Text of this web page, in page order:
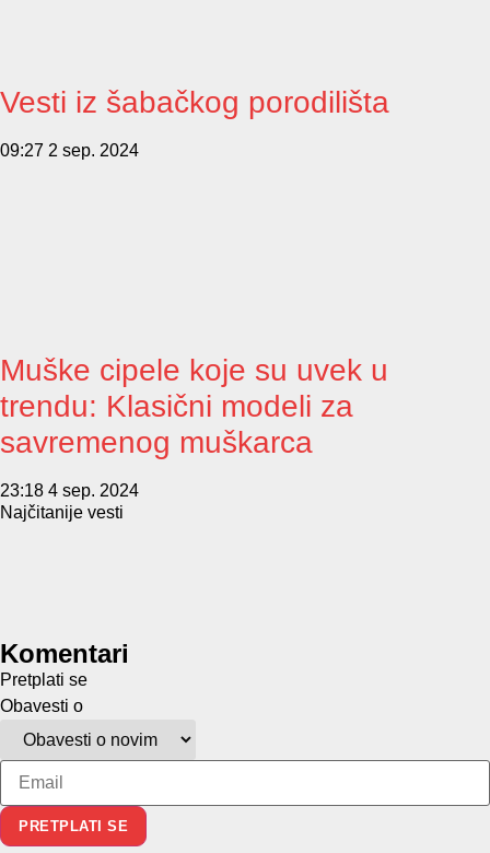
Vesti iz šabačkog porodilišta
09:27 2 sep. 2024
Muške cipele koje su uvek u
trendu: Klasični modeli za
savremenog muškarca
23:18 4 sep. 2024
Najčitanije vesti
Komentari
Pretplati se
Obavesti o